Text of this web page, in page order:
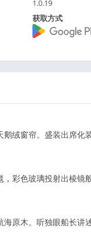
1.0.19
获取方式
绒窗帘。盛装出席
彩色玻璃投射出棱镜
原木。听独眼船长讲